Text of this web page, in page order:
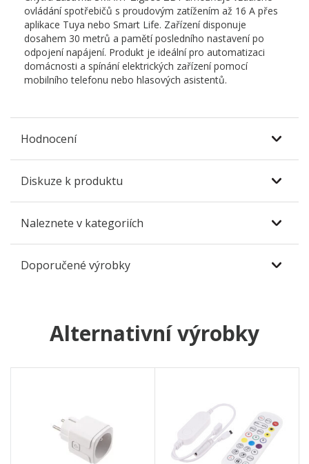
ovládání spotřebičů s proudovým zatížením až 16 A přes
aplikace Tuya nebo Smart Life. Zařízení disponuje
dosahem 30 metrů a pamětí posledního nastavení po
odpojení napájení. Produkt je ideální pro automatizaci
domácnosti a spínání elektrických zařízení pomocí
mobilního telefonu nebo hlasových asistentů.
Hodnocení
Diskuze k produktu
Naleznete v kategoriích
Doporučené výrobky
Alternativní výrobky